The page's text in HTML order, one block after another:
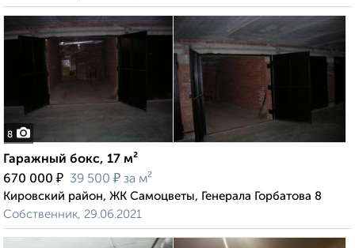
8
Гаражный бокс, 17 м²
670 000 ₽ 39 500 ₽ за м²
Кировский район, ЖК Самоцветы, Генерала Горбатова 8
Собственник, 29.06.2021